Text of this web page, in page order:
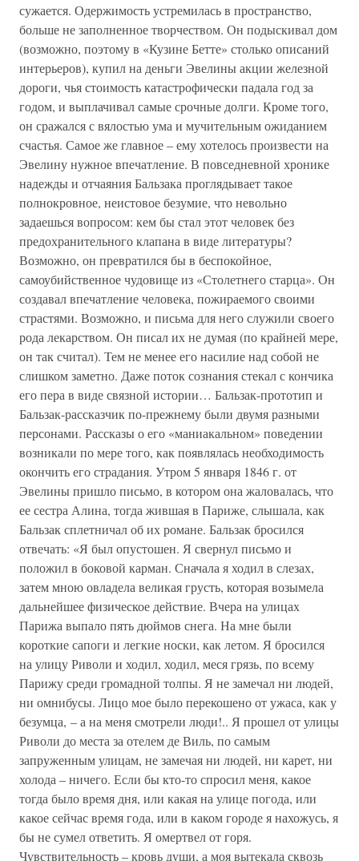
сужается. Одержимость устремилась в пространство,
больше не заполненное творчеством. Он подыскивал дом
(возможно, поэтому в «Кузине Бетте» столько описаний
интерьеров), купил на деньги Эвелины акции железной
дороги, чья стоимость катастрофически падала год за
годом, и выплачивал самые срочные долги. Кроме того,
он сражался с вялостью ума и мучительным ожиданием
счастья. Самое же главное – ему хотелось произвести на
Эвелину нужное впечатление. В повседневной хронике
надежды и отчаяния Бальзака проглядывает такое
полнокровное, неистовое безумие, что невольно
задаешься вопросом: кем бы стал этот человек без
предохранительного клапана в виде литературы?
Возможно, он превратился бы в беспокойное,
самоубийственное чудовище из «Столетнего старца». Он
создавал впечатление человека, пожираемого своими
страстями. Возможно, и письма для него служили своего
рода лекарством. Он писал их не думая (по крайней мере,
он так считал). Тем не менее его насилие над собой не
слишком заметно. Даже поток сознания стекал с кончика
его пера в виде связной истории… Бальзак-прототип и
Бальзак-рассказчик по-прежнему были двумя разными
персонами. Рассказы о его «маниакальном» поведении
возникали по мере того, как появлялась необходимость
окончить его страдания. Утром 5 января 1846 г. от
Эвелины пришло письмо, в котором она жаловалась, что
ее сестра Алина, тогда жившая в Париже, слышала, как
Бальзак сплетничал об их романе. Бальзак бросился
отвечать: «Я был опустошен. Я свернул письмо и
положил в боковой карман. Сначала я ходил в слезах,
затем мною овладела великая грусть, которая возымела
дальнейшее физическое действие. Вчера на улицах
Парижа выпало пять дюймов снега. На мне были
короткие сапоги и легкие носки, как летом. Я бросился
на улицу Риволи и ходил, ходил, меся грязь, по всему
Парижу среди громадной толпы. Я не замечал ни людей,
ни омнибусы. Лицо мое было перекошено от ужаса, как у
безумца, – а на меня смотрели люди!.. Я прошел от улицы
Риволи до места за отелем де Виль, по самым
запруженным улицам, не замечая ни людей, ни карет, ни
холода – ничего. Если бы кто-то спросил меня, какое
тогда было время дня, или какая на улице погода, или
какое сейчас время года, или в каком городе я нахожусь, я
бы не сумел ответить. Я омертвел от горя.
Чувствительность – кровь души, а моя вытекала сквозь